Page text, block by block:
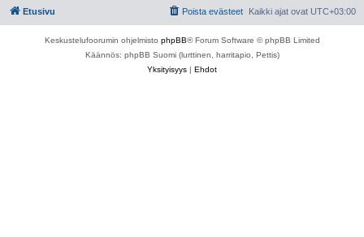
Etusivu Kaikki ajat ovat UTC+03:00
Poista evästeet
Keskustelufoorumin ohjelmisto phpBB® Forum Software © phpBB Limited
Käännös: phpBB Suomi (lurttinen, harritapio, Pettis)
Yksityisyys | Ehdot